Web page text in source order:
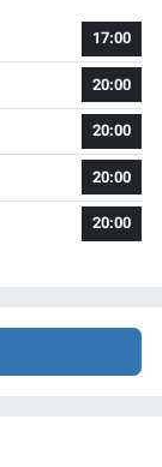
17:00
20:00
20:00
20:00
20:00